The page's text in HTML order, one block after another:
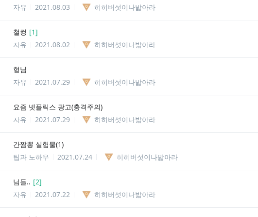
자유
2021.08.03 히히버섯이나밟아라
철컹 [1]
자유
2021.08.02 히히버섯이나밟아라
형님
자유
2021.07.29 히히버섯이나밟아라
요즘 넷플릭스 광고(충격주의)
자유
2021.07.29 히히버섯이나밟아라
간짬뽕 실험물(1)
팁과 노하우
2021.07.24 히히버섯이나밟아라
님들.. [2]
자유
2021.07.22 히히버섯이나밟아라